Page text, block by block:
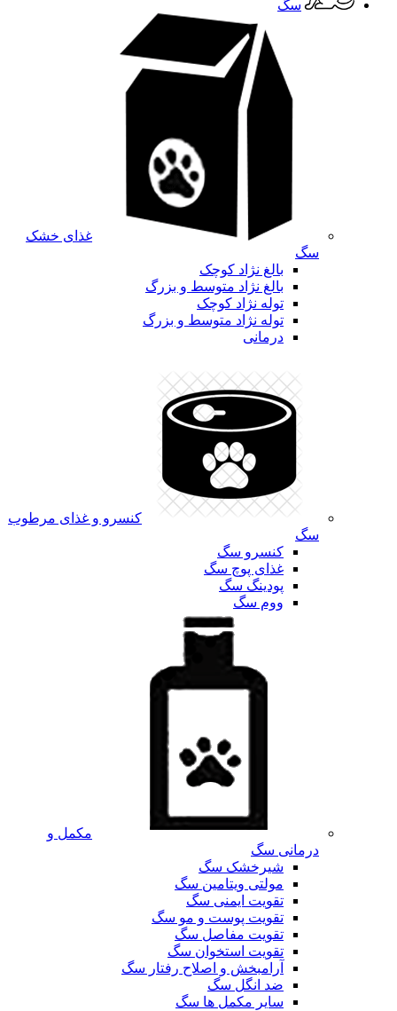
سگ
غذای خشک
سگ
بالغ نژاد کوچک
بالغ نژاد متوسط و بزرگ
توله نژاد کوچک
توله نژاد متوسط و بزرگ
درمانی
کنسرو و غذای مرطوب
سگ
کنسرو سگ
غذای پوچ سگ
پودینگ سگ
ووم سگ
مکمل و
درمانی سگ
شیرخشک سگ
مولتی ویتامین سگ
تقویت ایمنی سگ
تقویت پوست و مو سگ
تقویت مفاصل سگ
تقویت استخوان سگ
آرامبخش و اصلاح رفتار سگ
ضد انگل سگ
سایر مکمل ها سگ